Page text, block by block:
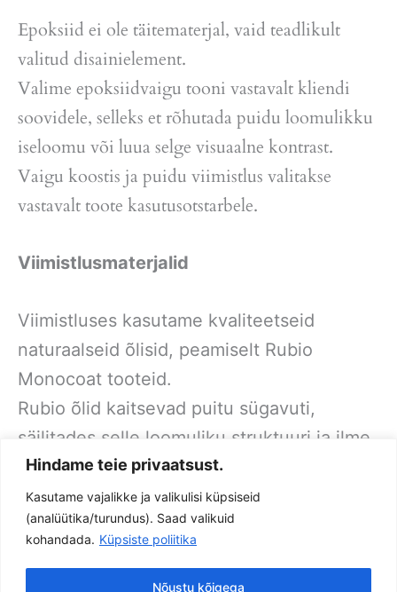
Hindame teie privaatsust.
Kasutame vajalikke ja valikulisi küpsiseid
(analüütika/turundus). Saad valikuid
kohandada. Küpsiste poliitika
Nõustu kõigega
Epoksiid ei ole täitematerjal, vaid teadlikult
valitud disainielement.
Valime epoksiidvaigu tooni vastavalt kliendi
soovidele, selleks et rõhutada puidu loomulikku
iseloomu või luua selge visuaalne kontrast.
Vaigu koostis ja puidu viimistlus valitakse
vastavalt toote kasutusotstarbele.
Viimistlusmaterjalid
Viimistluses kasutame kvaliteetseid
naturaalseid õlisid, peamiselt Rubio
Monocoat tooteid.
Rubio õlid kaitsevad puitu sügavuti,
säilitades selle loomuliku struktuuri ja ilme.
Viimistlusõlid on toonitavad ning lõplik
toon valitakse alati koostöös kliendiga.
Privaatsuspoliitika